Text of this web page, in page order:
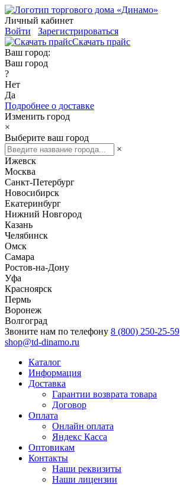
Личный кабинет
Войти
Зарегистрироваться
Скачать прайс
Ваш город:
Ваш город
?
Нет
Да
Подробнее о доставке
Изменить город
×
Выберите ваш город
×
Ижевск
Москва
Санкт-Петербург
Новосибирск
Екатеринбург
Нижний Новгород
Казань
Челябинск
Омск
Самара
Ростов-на-Дону
Уфа
Красноярск
Пермь
Воронеж
Волгоград
Звоните нам по телефону 8 (800) 250-25-59
shop@td-dinamo.ru
Каталог
Информация
Доставка
Гарантии возврата товара
Договор
Оплата
Онлайн оплата
Яндекс Касса
Оптовикам
Контакты
Наши реквизиты
Наши лицензии